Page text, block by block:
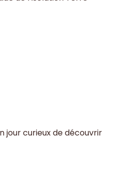
jour curieux de découvrir